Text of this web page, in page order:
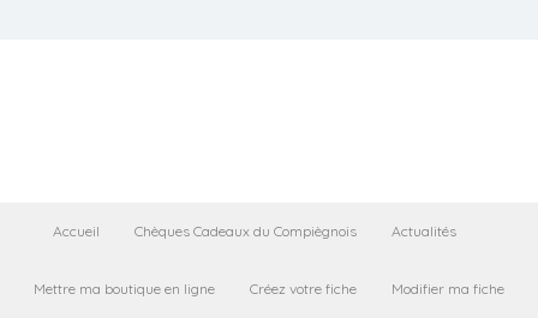
Accueil Chèques Cadeaux du Compiègnois Actualités
Mettre ma boutique en ligne Créez votre fiche Modifier ma fiche